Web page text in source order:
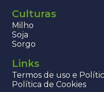
Culturas
Milho
Soja
Sorgo
Links
Termos de uso e
Política de Cookies